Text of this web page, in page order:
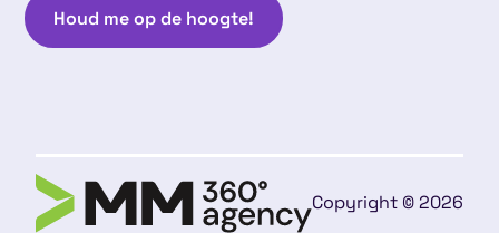
Houd me op de hoogte!
Copyright © 2026